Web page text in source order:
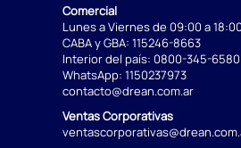
Comercial
Lunes a Viernes de 09:00 a
CABA y GBA: 115246-8663
Interior del país: 0800-345-6580
WhatsApp: 1150237973
contacto@drean.com.ar
Ventas Corporativas